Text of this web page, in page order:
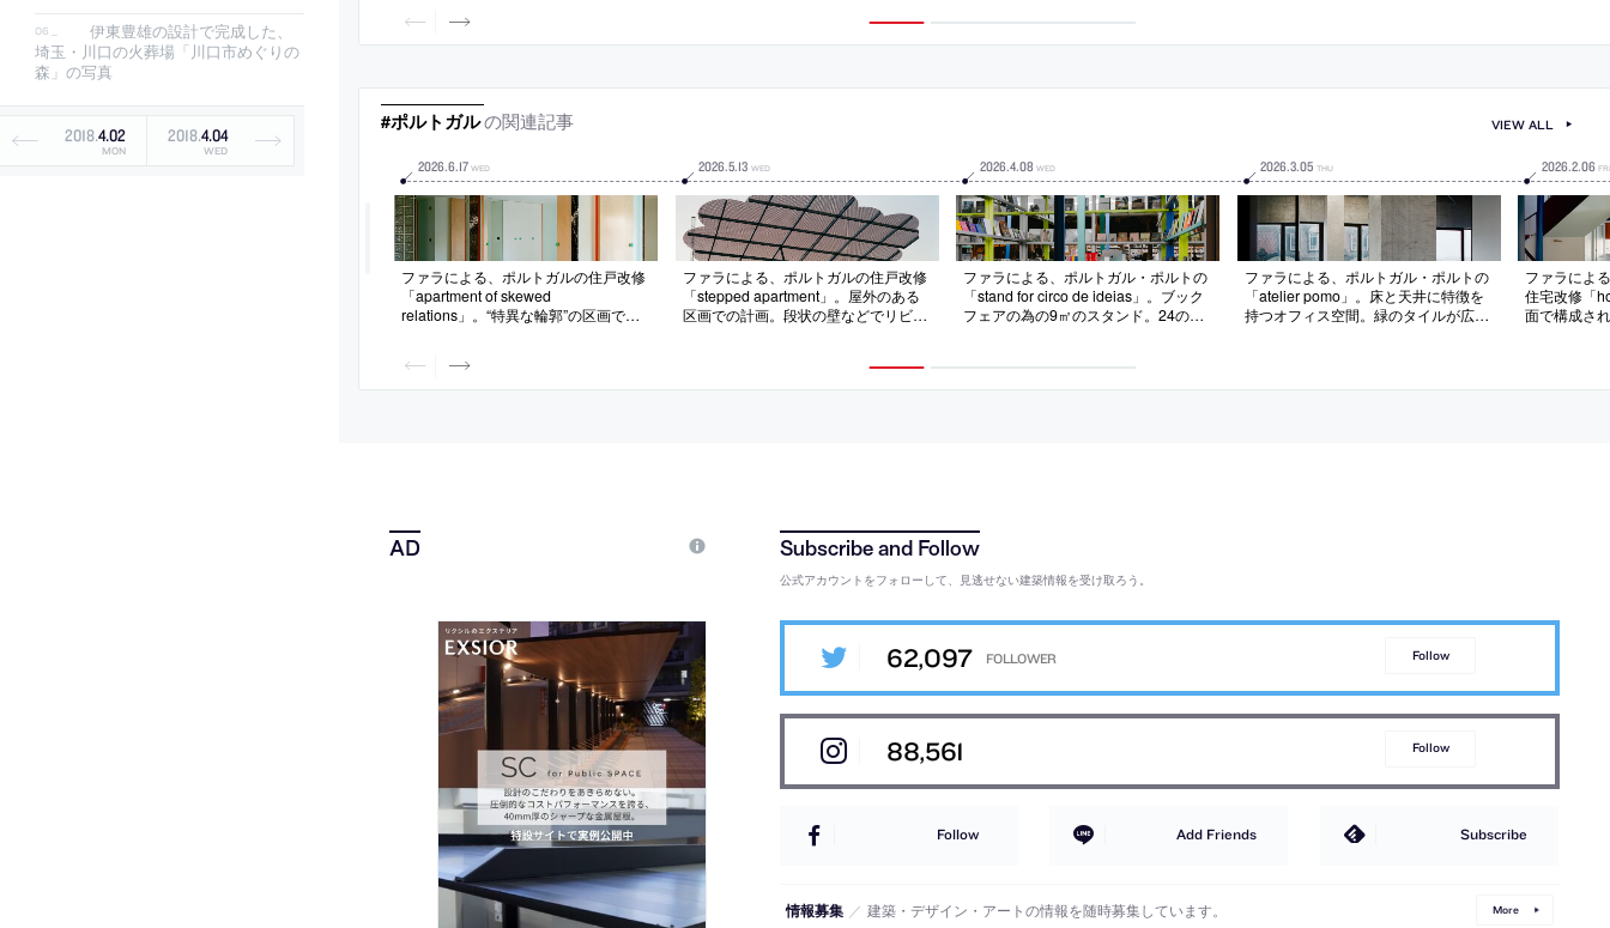
伊東豊雄の設計で完成した、
埼玉・川口の火葬場「川口市めぐりの
森」の写真
2018.4.02
MON
2018.4.04
WED
#ポルトガルの関連記事
2026.6.17 WED
ファラによる、ポルトガルの住戸改修
「apartment of skewed
relations」。“特異な輪郭”の区画での
異なる位置や角度をとる”構成を考
案。いくつかの部屋に設けた2枚の扉
2026.5.13 WED
ファラによる、ポルトガルの住戸改修
「stepped apartment」。屋外のある
区画での計画。段状の壁などでリビン
据える計画を考案。キャノピーの形状
は長谷川逸子の繊細なストラクチャー
2026.4.08 WED
ファラによる、ポルトガル・ポルトの
「stand for circo de ideias」。ブック
フェアの為の9㎡のスタンド。24の金
拡張される”空間を考案。部材の色彩
は公園のクジャクとも予期せぬ対応関
2026.3.05 THU
ファラによる、ポルトガル・ポルトの
「atelier pomo」。床と天井に特徴を
持つオフィス空間。緑のタイルが広が
築。“静かで陽気なアルテ・ポーヴェ
2026.2.06
ファラによ
住宅改修「
面で構成さ
図的に空間
VIEW ALL
公式アカウントをフォローして、見逃せない建築情報を受け取ろう。
62,097 Follow
88,561 Follow
Follow Add Friends Subscribe
情報募集 ／ 建築・デザイン・アートの情報を随時募集しています。 More